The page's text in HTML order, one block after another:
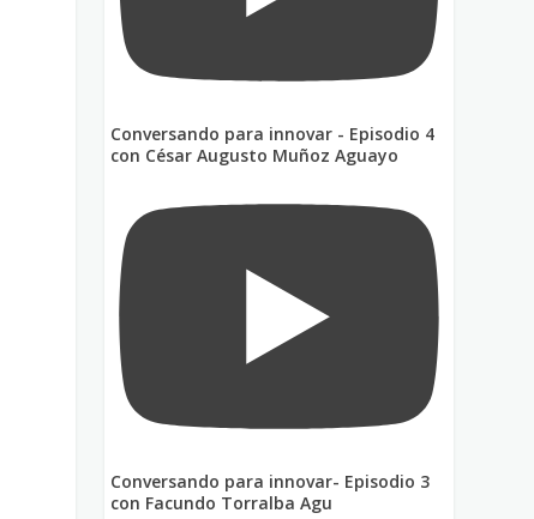
Conversando para innovar - Episodio 4
con César Augusto Muñoz Aguayo
Conversando para innovar- Episodio 3
con Facundo Torralba Agu